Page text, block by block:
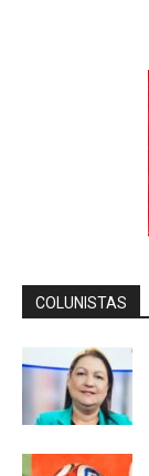
COLUNISTAS